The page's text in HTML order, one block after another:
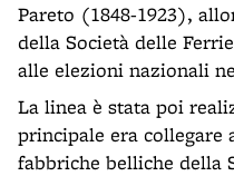
Pareto (1848-1923),
della Società delle
alle elezioni nazionali
La linea è stata poi
principale era collegare
fabbriche belliche della